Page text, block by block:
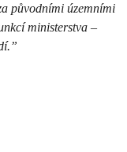
původními územními
ministerstva –